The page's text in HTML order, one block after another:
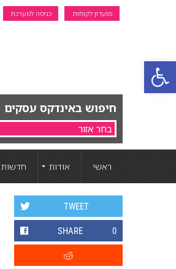
פתח סרגל נגישות
מועדון לקוחות כניסה למערכת
חיפוש באינדקס עסקים
ראשי אודות חדשות
TWEET
SHARE 0